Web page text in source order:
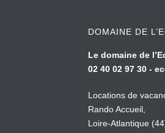
DOMAINE DE
Le domaine de
02 40 02 97 30 -
Locations de
Rando Accueil,
Loire-Atlantique